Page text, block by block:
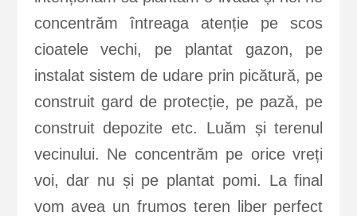
concentrăm întreaga atenție pe scos
cioatele vechi, pe plantat gazon, pe
instalat sistem de udare prin picătură, pe
construit gard de protecție, pe pază, pe
construit depozite etc. Luăm și terenul
vecinului. Ne concentrăm pe orice vreți
voi, dar nu și pe plantat pomi. La final
vom avea un frumos teren liber perfect